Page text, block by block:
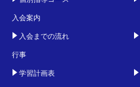
入会案内
入会までの流れ
行事
学習計画表